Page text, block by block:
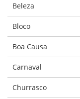
Beleza
Bloco
Boa Causa
Carnaval
Churrasco